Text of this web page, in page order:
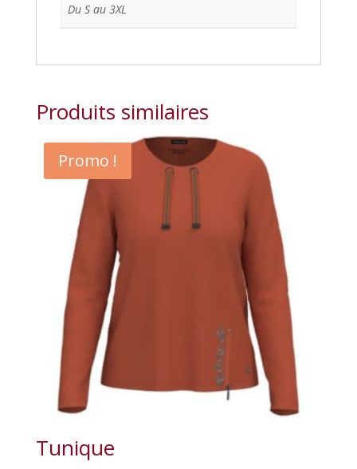
Du S au 3XL
Produits similaires
Promo !
Tunique